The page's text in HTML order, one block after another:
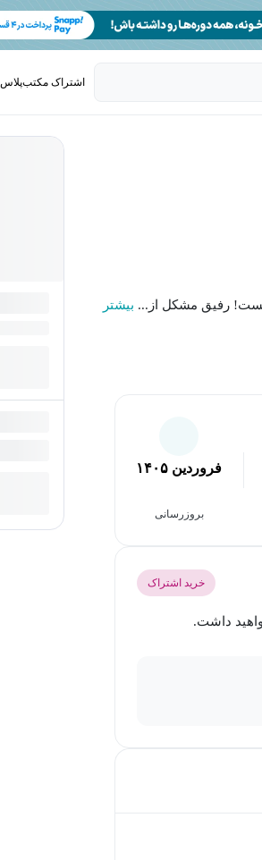
اشتراک مکتب‌پلاس
رفیق مشکل از... بیشتر
بروزرسانی
فروردین ۱۴۰۵
خرید اشتراک